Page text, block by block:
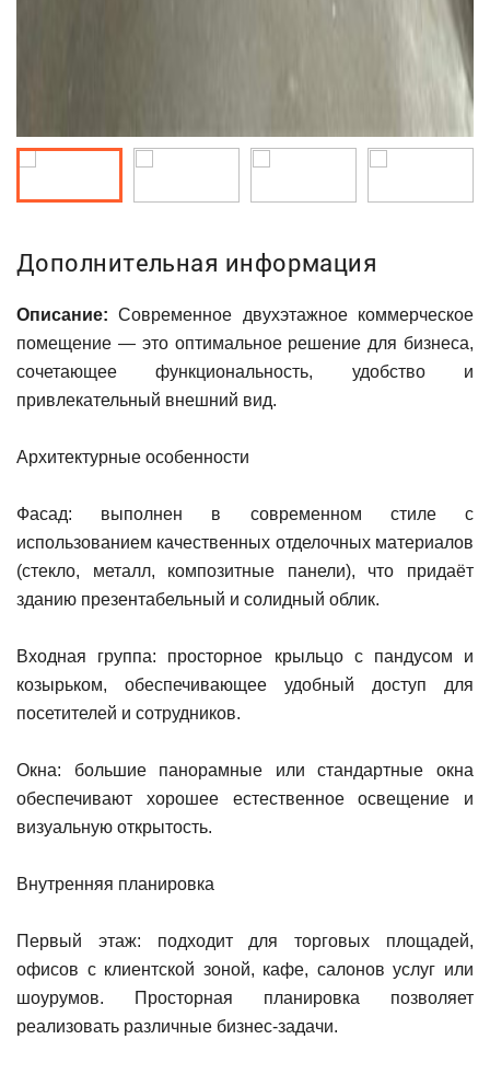
Дополнительная информация
Описание: Современное двухэтажное коммерческое
помещение — это оптимальное решение для бизнеса,
сочетающее функциональность, удобство и
привлекательный внешний вид.
Архитектурные особенности
Фасад: выполнен в современном стиле с
использованием качественных отделочных материалов
(стекло, металл, композитные панели), что придаёт
зданию презентабельный и солидный облик.
Входная группа: просторное крыльцо с пандусом и
козырьком, обеспечивающее удобный доступ для
посетителей и сотрудников.
Окна: большие панорамные или стандартные окна
обеспечивают хорошее естественное освещение и
визуальную открытость.
Внутренняя планировка
Первый этаж: подходит для торговых площадей,
офисов с клиентской зоной, кафе, салонов услуг или
шоурумов. Просторная планировка позволяет
реализовать различные бизнес-задачи.